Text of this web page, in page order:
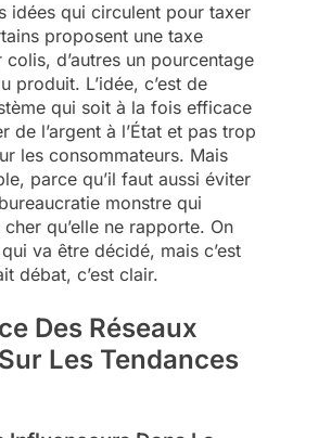
idées qui circulent pour taxer
proposent une taxe
d’autres un pourcentage
produit. L’idée, c’est de
qui soit à la fois efficace
de l’argent à l’État et pas trop
les consommateurs. Mais
parce qu’il faut aussi éviter
monstre qui
qu’elle ne rapporte. On
va être décidé, mais c’est
débat, c’est clair.
Des Réseaux
Les Tendances